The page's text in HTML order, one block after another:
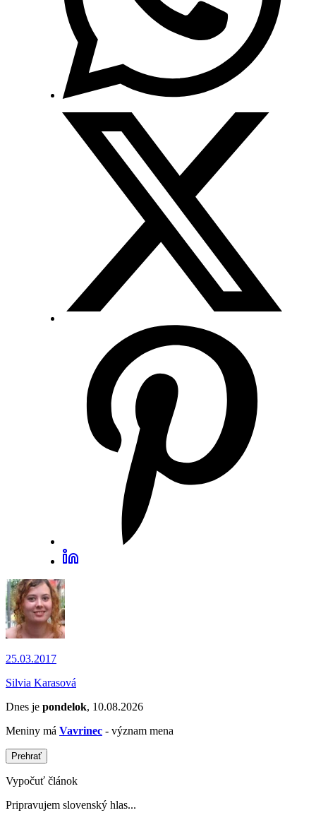
25.03.2017
Silvia Karasová
Dnes je pondelok, 10.08.2026
Meniny má Vavrinec - význam mena
Prehrať
Vypočuť článok
Pripravujem slovenský hlas...